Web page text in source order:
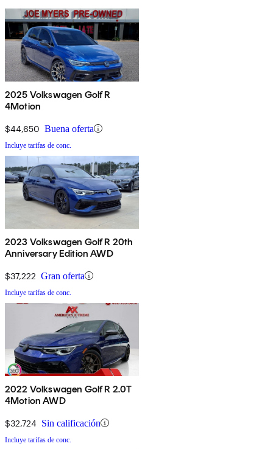
2025 Volkswagen Golf R
4Motion
$44,650 Buena oferta
Incluye tarifas de conc.
2023 Volkswagen Golf R 20th
Anniversary Edition AWD
$37,222 Gran oferta
Incluye tarifas de conc.
2022 Volkswagen Golf R 2.0T
4Motion AWD
$32,724 Sin calificación
Incluye tarifas de conc.